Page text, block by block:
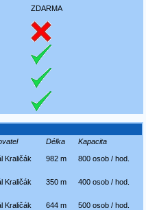
ZDARMA
Délka Kapacita
Kraličák 982 m 800 osob / hod.
Kraličák 350 m 400 osob / hod.
Kraličák 644 m 500 osob / hod.